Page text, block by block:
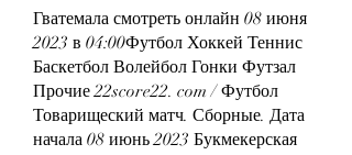
Гватемала смотреть онлайн 08 июня
2023 в 04:00Футбол Хоккей Теннис
Баскетбол Волейбол Гонки Футзал
Прочие 22score22. com / Футбол
Товарищеский матч. Сборные. Дата
начала 08 июнь 2023 Букмекерская